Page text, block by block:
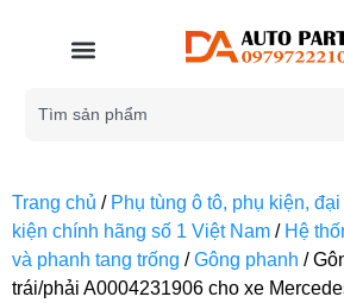
Trang chủ / Phụ tùng ô tô, phụ kiện,
kiện chính hãng số 1 Việt Nam / Hệ
và phanh tang trống /Gông phanh /
trái/phải A0004231906 cho xe